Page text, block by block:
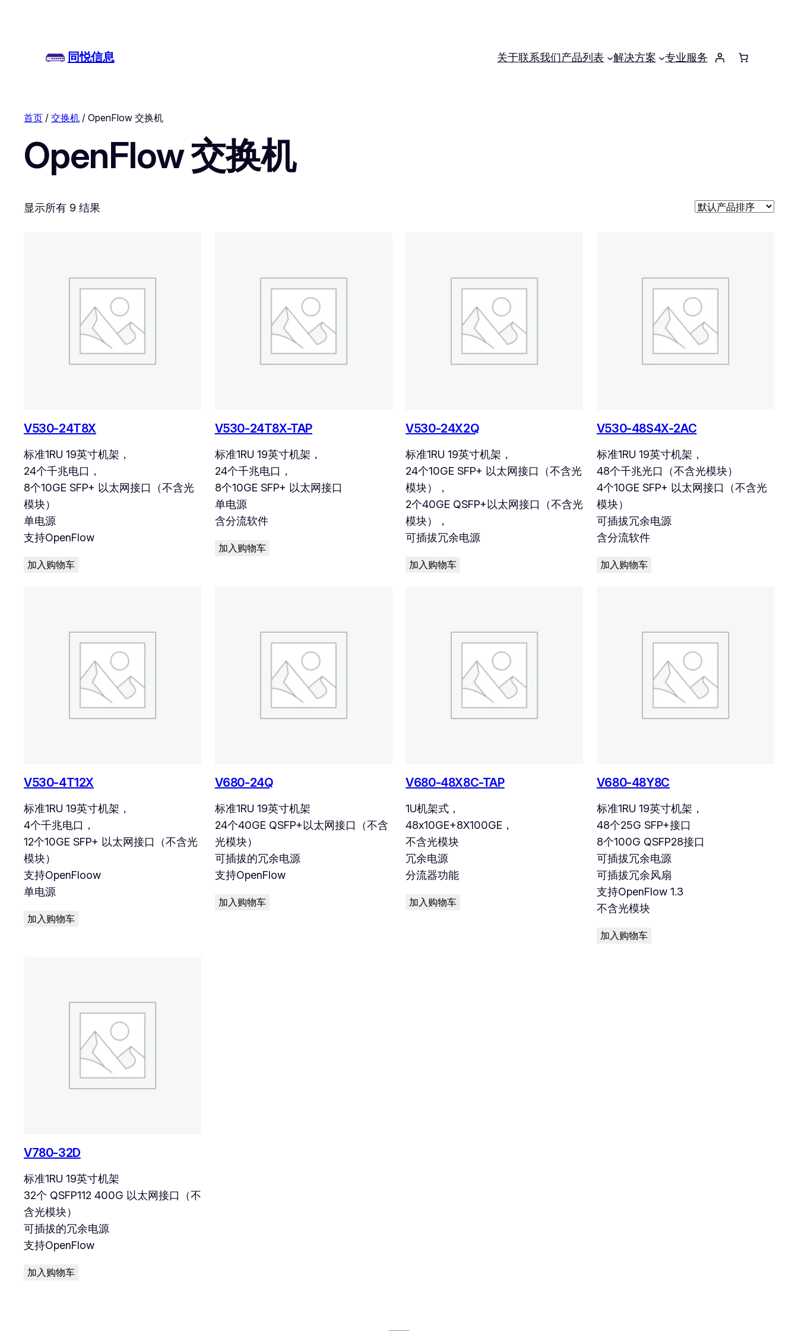
同悦信息 关于联系我们产品列表 解决方案 专业服务
首页 / 交换机 / OpenFlow 交换机
OpenFlow 交换机
显示所有 9 结果
V530-24T8X
标准1RU 19英寸机架，
24个千兆电口，
8个10GE SFP+ 以太网接口（不含光
模块）
单电源
支持OpenFlow
加入购物车
V530-24T8X-TAP
标准1RU 19英寸机架，
24个千兆电口，
8个10GE SFP+ 以太网接口
单电源
含分流软件
加入购物车
V530-24X2Q
标准1RU 19英寸机架，
24个10GE SFP+ 以太网接口（不含光
模块），
2个40GE QSFP+以太网接口（不含光
模块），
可插拔冗余电源
加入购物车
V530-48S4X-2AC
标准1RU 19英寸机架，
48个千兆光口（不含光模块）
4个10GE SFP+ 以太网接口（不含光
模块）
可插拔冗余电源
含分流软件
加入购物车
V530-4T12X
标准1RU 19英寸机架，
4个千兆电口，
12个10GE SFP+ 以太网接口（不含光
模块）
支持OpenFloow
单电源
加入购物车
V680-24Q
标准1RU 19英寸机架
24个40GE QSFP+以太网接口（不含
光模块）
可插拔的冗余电源
支持OpenFlow
加入购物车
V680-48X8C-TAP
1U机架式，
48x10GE+8X100GE，
不含光模块
冗余电源
分流器功能
加入购物车
V680-48Y8C
标准1RU 19英寸机架，
48个25G SFP+接口
8个100G QSFP28接口
可插拔冗余电源
可插拔冗余风扇
支持OpenFlow 1.3
不含光模块
加入购物车
V780-32D
标准1RU 19英寸机架
32个 QSFP112 400G 以太网接口（不
含光模块）
可插拔的冗余电源
支持OpenFlow
加入购物车